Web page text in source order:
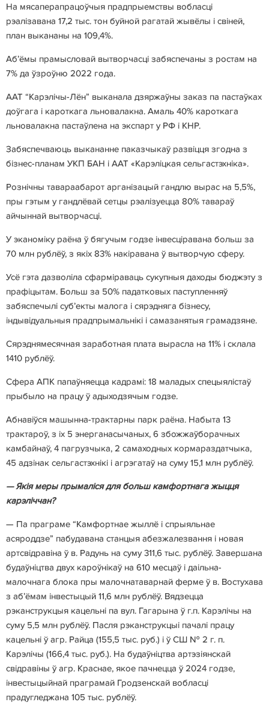
На мясаперапрацоўчыя прадпрыемствы вобласці
рэалізавана 17,2 тыс. тон буйной рагатай жывёлы і свіней,
план выкананы на 109,4%.
Аб’ёмы прамысловай вытворчасці забяспечаны з ростам на
7% да ўзроўню 2022 года.
ААТ “Карэлічы-Лён” выканала дзяржаўны заказ па пастаўках
доўгага і кароткага льновалакна. Амаль 40% кароткага
льновалакна пастаўлена на экспарт у РФ і КНР.
Забяспечваюць выкананне паказчыкаў развіцця згодна з
бізнес-планам УКП БАН і ААТ «Карэліцкая сельгастэхніка».
Рознічны тавараабарот арганізацый гандлю вырас на 5,5%,
пры гэтым у гандлёвай сетцы рэалізуецца 80% тавараў
айчыннай вытворчасці.
У эканоміку раёна ў бягучым годзе інвесціравана больш за
70 млн рублёў, з якіх 83% накіравана ў вытворчую сферу.
Усё гэта дазволіла сфарміраваць сукупныя даходы бюджэту з
прафіцытам. Больш за 50% падатковых паступленняў
забяспечылі суб’екты малога і сярэдняга бізнесу,
індывідуальныя прадпрымальнікі і самазанятыя грамадзяне.
Сярэднямесячная заработная плата вырасла на 11% і склала
1410 рублёў.
Сфера АПК папаўняецца кадрамі: 18 маладых спецыялістаў
прыбыло на працу ў адыходзячым годзе.
Абнавіўся машынна-трактарны парк раёна. Набыта 13
трактароў, з іх 5 энерганасычаных, 6 збожжаўборачных
камбайнаў, 4 пагрузчыка, 2 самаходных кормараздатчыка,
45 адзінак сельгастэхнікі і агрэгатаў на суму 15,1 млн рублёў.
— Якія меры прымаліся для больш камфортнага жыцця
карэліччан?
— Па праграме “Камфортнае жыллё і спрыяльнае
асяроддзе” пабудавана станцыя абезжалезвання і новая
артсвідравіна ў в. Радунь на суму 311,6 тыс. рублёў. Завершана
будаўніцтва двух кароўнікаў на 610 месцаў і даільна-
малочнага блока пры малочнатаварнай ферме ў в. Востухава
з аб’ёмам інвестыцый 11,6 млн рублёў. Вядзецца
рэканструкцыя кацельні па вул. Гагарына ў г.п. Карэлічы на
суму 5,5 млн рублёў. Пасля рэканструкцыі пачалі працу
кацельні ў агр. Райца (155,5 тыс. руб.) і ў СШ № 2 г. п.
Карэлічы (166,4 тыс. руб.). На будаўніцтва артэзіянскай
свідравіны ў агр. Краснае, якое пачнецца ў 2024 годзе,
інвестыцыйнай праграмай Гродзенскай вобласці
прадугледжана 105 тыс. рублёў.